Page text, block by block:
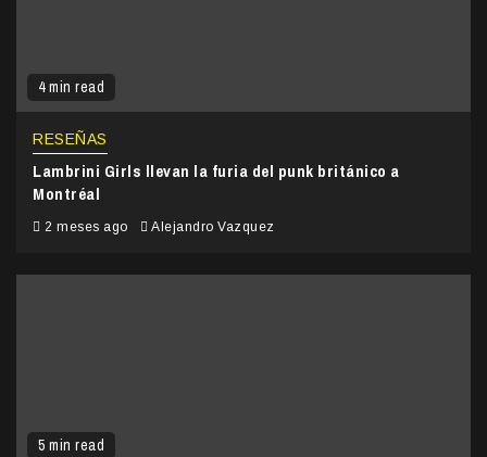
4 min read
RESEÑAS
Lambrini Girls llevan la furia del punk británico a
Montréal
2 meses ago Alejandro Vazquez
5 min read